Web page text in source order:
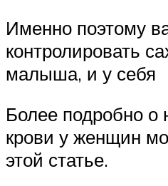
Именно поэтому
контролировать
малыша, и у себя
Более подробно о
крови у женщин
этой статье.